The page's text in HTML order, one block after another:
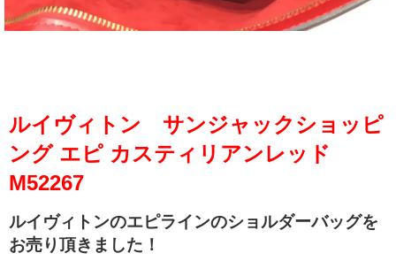
ルイヴィトン サンジャックショッピ
ング エピ カスティリアンレッド
M52267
ルイヴィトンのエピラインのショルダーバッグを
お売り頂きました！